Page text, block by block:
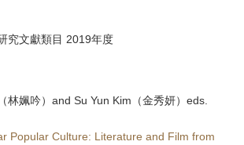
究文獻類目 2019年度
林姵吟）and Su Yun Kim（金秀妍）eds.
Popular Culture: Literature and Film from